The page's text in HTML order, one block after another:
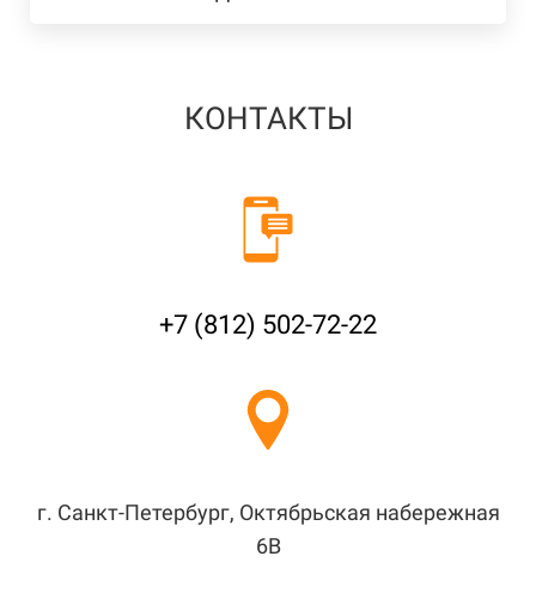
КОНТАКТЫ
+7 (812) 502-72-22
г. Санкт-Петербург, Октябрьская набережная
6В